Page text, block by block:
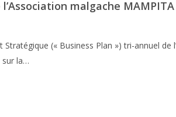
malgache
(« Business Plan ») tri-annuel de
sur la…